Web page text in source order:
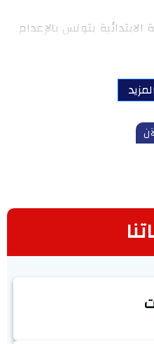
بتونس بالإعدام